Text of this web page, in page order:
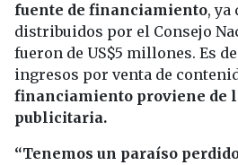
fuente de financiamiento, ya
distribuidos por el Consejo
fueron de US$5 millones. Es
ingresos por venta de
financiamiento proviene de
publicitaria.
“Tenemos un paraíso